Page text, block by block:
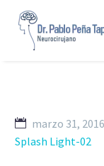
marzo 31, 2016
Splash Light-02